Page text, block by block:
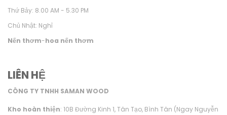
Thứ Bảy: 8.00 AM - 5.30 PM
Chủ Nhật: Nghỉ
Nến thơm-hoa nến thơm
LIÊN HỆ
CÔNG TY TNHH SAMAN WOOD
Kho hoàn thiện: 10B Đường Kinh 1, Tân Tạo, Bình Tân (Ngay Nguyễn